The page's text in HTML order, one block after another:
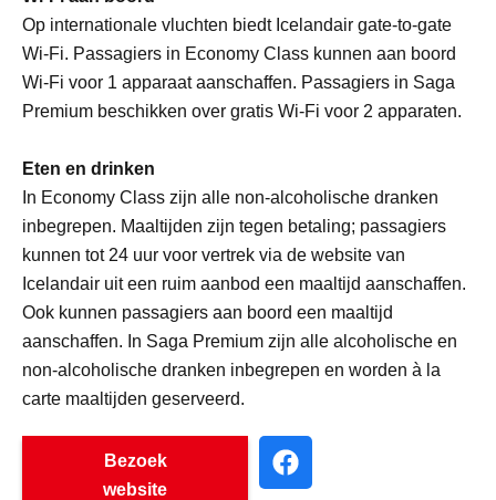
Op internationale vluchten biedt Icelandair gate-to-gate
Wi-Fi. Passagiers in Economy Class kunnen aan boord
Wi-Fi voor 1 apparaat aanschaffen. Passagiers in Saga
Premium beschikken over gratis Wi-Fi voor 2 apparaten.
Eten en drinken
In Economy Class zijn alle non-alcoholische dranken
inbegrepen. Maaltijden zijn tegen betaling; passagiers
kunnen tot 24 uur voor vertrek via de website van
Icelandair uit een ruim aanbod een maaltijd aanschaffen.
Ook kunnen passagiers aan boord een maaltijd
aanschaffen. In Saga Premium zijn alle alcoholische en
non-alcoholische dranken inbegrepen en worden à la
carte maaltijden geserveerd.
Bezoek
website